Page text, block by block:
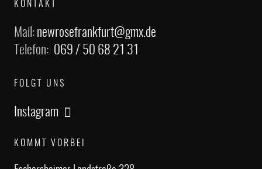
KONTAKT
Mail: newrosefrankfurt@gmx.de
Telefon: 069 / 50 68 21 31
FOLGT UNS
Instagram
KOMMT VORBEI